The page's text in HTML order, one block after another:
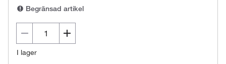
Begränsad artikel
I lager